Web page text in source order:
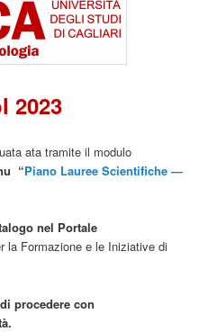
2023
ata tramite il modulo
“Piano Lauree Scientifiche —
nel Portale
la Formazione e le Iniziative di
procedere con